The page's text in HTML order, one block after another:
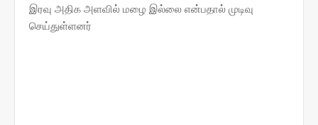
இரவு அதிக அளவில் மழை இல்லை என்பதால் முடிவு
செய்துள்ளனர்